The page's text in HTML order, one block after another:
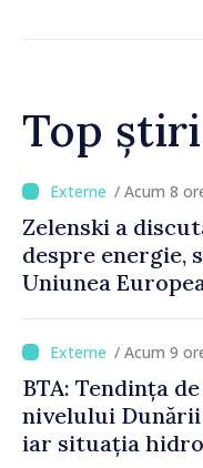
Top știri
/ Acum 4
Bulgaria:
Ucrainei,
Ministerul de
/ Acum 9
BTA: Tendința
nivelului Dunării
iar situația